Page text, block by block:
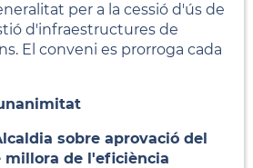
per a la cessió d'ús de
d'infraestructures de
El conveni es prorroga cada
sobre aprovació del
millora de l'eficiència